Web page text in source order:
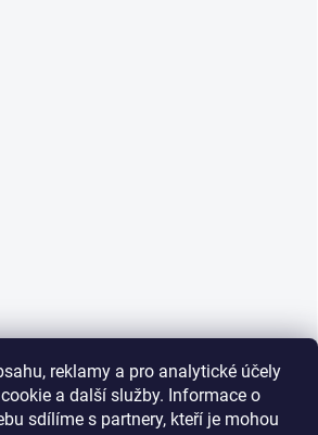
reklamy a pro analytické účely
a další služby. Informace o
sdílíme s partnery, kteří je mohou